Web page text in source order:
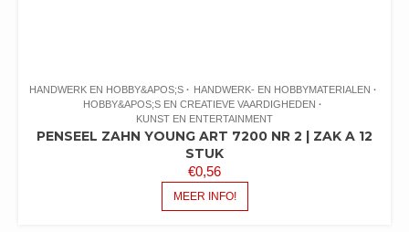
HANDWERK EN HOBBY&APOS;S
HANDWERK- EN HOBBYMATERIALEN
HOBBY&APOS;S EN CREATIEVE VAARDIGHEDEN
KUNST EN ENTERTAINMENT
PENSEEL ZAHN YOUNG ART 7200 NR 2 | ZAK A 12
STUK
€0,56
MEER INFO!